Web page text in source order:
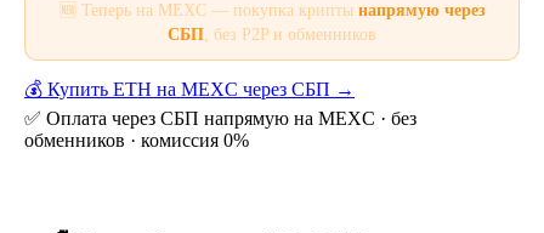
🆕 Теперь на MEXC — покупка крипты напрямую через
СБП, без P2P и обменников
💰 Купить ETH на MEXC через СБП →
✅ Оплата через СБП напрямую на MEXC · без
обменников · комиссия 0%